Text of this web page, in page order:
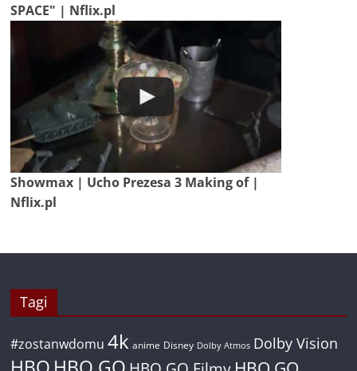
SPACE" | Nflix.pl
Showmax | Ucho Prezesa 3 Making of |
Nflix.pl
Tagi
#zostanwdomu 4k anime Disney Dolby Atmos Dolby Vision